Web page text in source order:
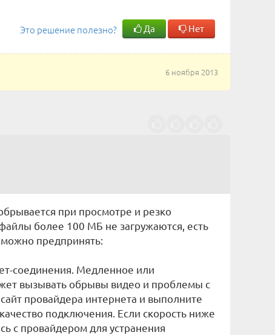
Это решение полезно? Да Нет
6 ноября 2013
при просмотре и резко
более 100 МБ не загружаются, есть
предпринять:
соединения. Медленное или
вызывать обрывы видео и проблемы с
провайдера интернета и выполните
подключения. Если скорость ниже
с провайдером для устранения